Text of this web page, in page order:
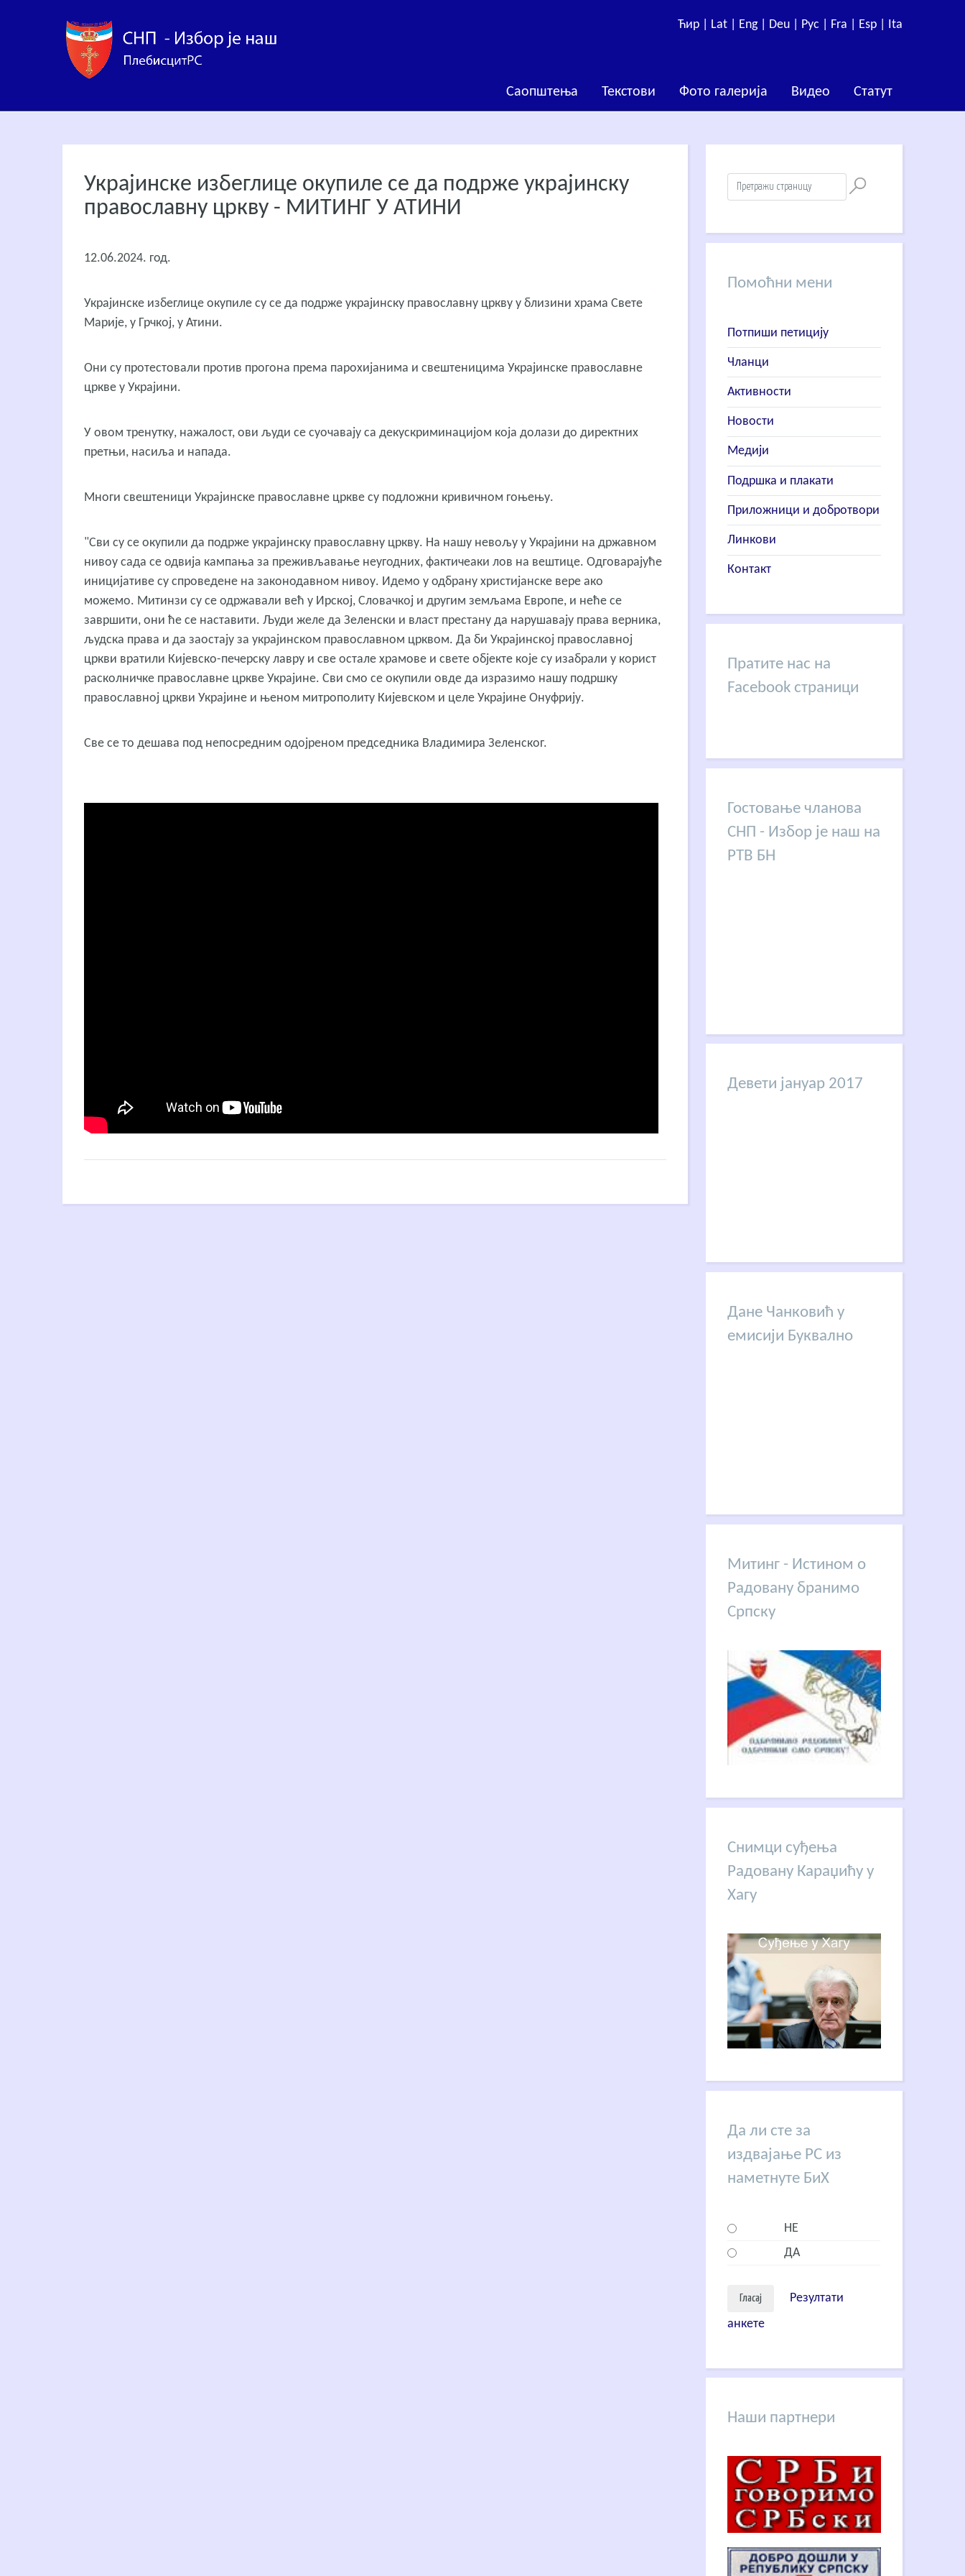
Ћир | Lat | Eng | Deu | Рус | Fra | Esp | Ita
Саопштења Текстови Фото галерија Видео Статут
Украјинске избеглице окупиле се да подрже украјинску
православну цркву - МИТИНГ У АТИНИ
12.06.2024. год.
Украјинске избеглице окупиле су се да подрже украјинску православну цркву у близини храма Свете
Марије, у Грчкој, у Атини.
Они су протестовали против прогона према парохијанима и свештеницима Украјинске православне
цркве у Украјини.
У овом тренутку, нажалост, ови људи се суочавају са декускриминацијом која долази до директних
претњи, насиља и напада.
Многи свештеници Украјинске православне цркве су подложни кривичном гоњењу.
"Сви су се окупили да подрже украјинску православну цркву. На нашу невољу у Украјини на државном
нивоу сада се одвија кампања за преживљавање неугодних, фактичеаки лов на вештице. Одговарајуће
иницијативе су спроведене на законодавном нивоу. Идемо у одбрану христијанске вере ако
можемо. Митинзи су се одржавали већ у Ирској, Словачкој и другим земљама Европе, и неће се
завршити, они ће се наставити. Људи желе да Зеленски и власт престану да нарушавају права верника,
људска права и да заостају за украјинском православном црквом. Да би Украјинској православној
цркви вратили Кијевско-печерску лавру и све остале храмове и свете објекте које су изабрали у корист
расколничке православне цркве Украјине. Сви смо се окупили овде да изразимо нашу подршку
православној цркви Украјине и њеном митрополиту Кијевском и целе Украјине Онуфрију.
Све се то дешава под непосредним одојреном председника Владимира Зеленског.
Помоћни мени
Потпиши петицију
Чланци
Активности
Новости
Медији
Подршка и плакати
Приложници и добротвори
Линкови
Контакт
Пратите нас на
Facebook страници
Гостовање чланова
СНП - Избор је наш на
РТВ БН
Девети јануар 2017
Дане Чанковић у
емисији Буквално
Митинг - Истином о
Радовану бранимо
Српску
Снимци суђења
Радовану Караџићу у
Хагу
Да ли сте за
издвајање РС из
наметнуте БиХ
НЕ
ДА
Резултати
анкете
Наши партнери